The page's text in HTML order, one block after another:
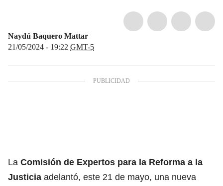
Naydú Baquero Mattar
21/05/2024 - 19:22 GMT-5
La Comisión de Expertos para la Reforma a la
Justicia adelantó, este 21 de mayo, una nueva